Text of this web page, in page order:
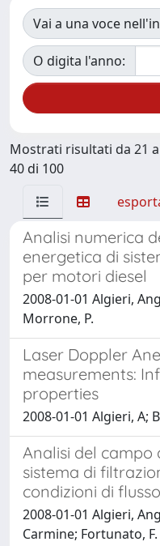
Vai a una voce
O digita l'anno:
Mostrati risultati da 21 a
40 di 100
Analisi numerica
energetica di
per motori diesel
2008-01-01 Algieri,
Morrone, P.
Laser Doppler
measurements:
properties
2008-01-01 Algieri, A;
Analisi del campo
sistema di
condizioni di
2008-01-01 Algieri,
Carmine; Fortunato, F.